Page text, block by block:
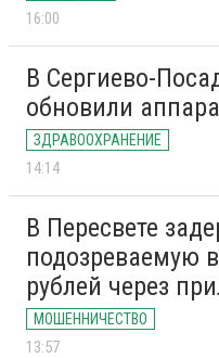
16:00
В Сергиево-
обновили
ЗДРАВООХРАНЕНИЕ
14:14
В Пересвете
подозреваемую
рублей через
МОШЕННИЧЕСТВО
13:57